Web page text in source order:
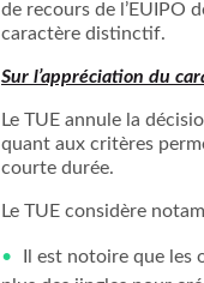
de recours de l’EUIPO
caractère distinctif.
Sur l’appréciation du
Le TUE annule la
quant aux critères
courte durée.
Le TUE considère
Il est notoire que